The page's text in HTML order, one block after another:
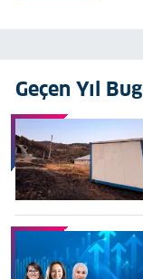
Geçen Yıl